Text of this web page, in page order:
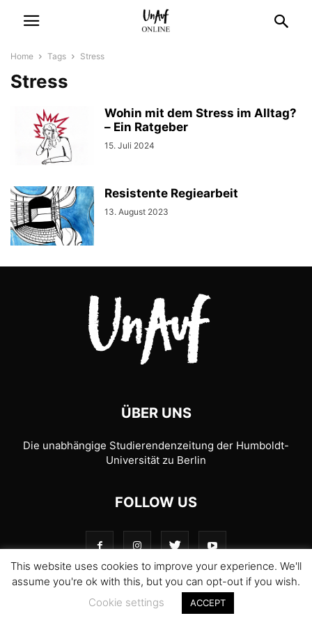
Home Tags Stress
Stress
Wohin mit dem Stress im Alltag?
– Ein Ratgeber
15. Juli 2024
Resistente Regiearbeit
13. August 2023
ÜBER UNS
Die unabhängige Studierendenzeitung der Humboldt-
Universität zu Berlin
FOLLOW US
© 1989-2026 UnAufgefordert
This website uses cookies to improve your experience. We'll
assume you're ok with this, but you can opt-out if you wish.
Cookie settings
ACCEPT